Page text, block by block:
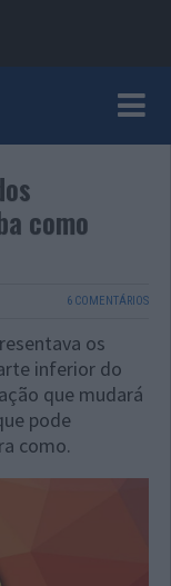
como
6 COMENTÁRIOS
os
inferior do
que mudará
pode
como.